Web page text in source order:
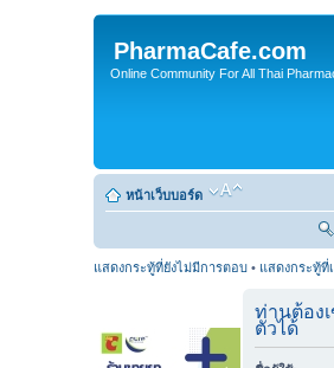
PharmaCafe.com
Online Community For All Thai
หน้าเว็บบอร์ด
แสดงกระทู้ที่ยังไม่มีการตอบ • แสดงกระทู้ที่
ท่านต้อง
ตัวได้